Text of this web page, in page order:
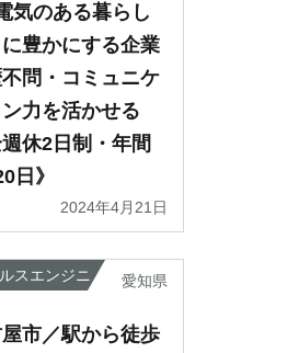
気のある暮らし
豊かにする企業
問・コミュニケ
力を活かせる
週休2日制・年間
日》
2024年4月21日
スエンジニ
愛知県
屋市／駅から徒歩